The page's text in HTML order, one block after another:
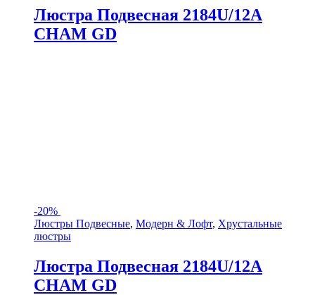
Люстра Подвесная 2184U/12A
CHAM GD
-20%
Люстры Подвесные, Модерн & Лофт, Хрустальные
люстры
Люстра Подвесная 2184U/12A
CHAM GD